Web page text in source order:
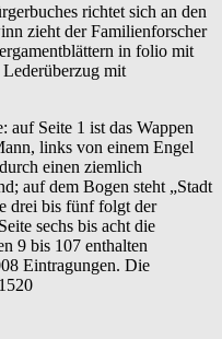
richtet sich an den
zieht der Familienforscher
in folio mit
mit
Seite 1 ist das Wappen
links von einem Engel
einen ziemlich
auf dem Bogen steht „Stadt
drei bis fünf folgt der
sechs bis acht die
9 bis 107 enthalten
Eintragungen. Die